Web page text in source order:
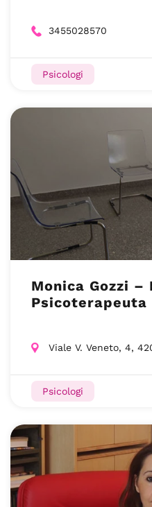
3455028570
Psicologi
Monica Gozzi –
Viale V. Veneto, 4,
Psicologi